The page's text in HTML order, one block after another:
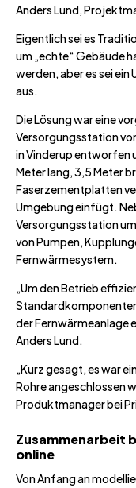
Anders Lund,
Eigentlich sei es
um „echte“ Gebäude
werden, aber es sei
aus.
Die Lösung war eine
Versorgungsstation
in Vinderup entworfen
Meter lang, 3,5 Meter
Faserzementplatten
Umgebung einfügt.
Versorgungsstation
von Pumpen,
Fernwärmesystem.
„Um den Betrieb
der Fernwärmeanlage
Anders Lund.
„Kurz gesagt, es war
Rohre angeschlossen
Produktmanager bei
Zusammenarbeit
online
Von Anfang an